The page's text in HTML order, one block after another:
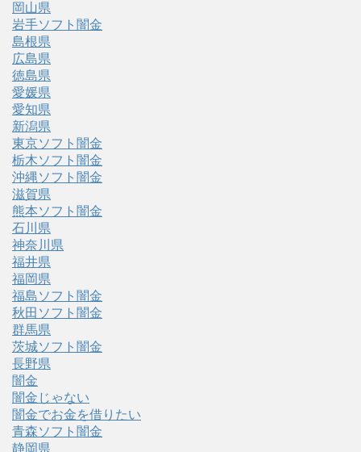
岡山県
岩手ソフト闇金
島根県
広島県
徳島県
愛媛県
愛知県
新潟県
東京ソフト闇金
栃木ソフト闇金
沖縄ソフト闇金
滋賀県
熊本ソフト闇金
石川県
神奈川県
福井県
福岡県
福島ソフト闇金
秋田ソフト闇金
群馬県
茨城ソフト闇金
長野県
闇金
闇金じゃない
闇金でお金を借りたい
青森ソフト闇金
静岡県